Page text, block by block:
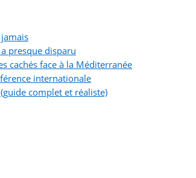
presque disparu
cachés face à la Méditerranée
internationale
complet et réaliste)